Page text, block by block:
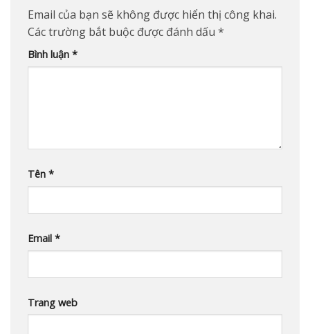
Email của bạn sẽ không được hiển thị công khai.
Các trường bắt buộc được đánh dấu *
Bình luận *
Tên *
Email *
Trang web